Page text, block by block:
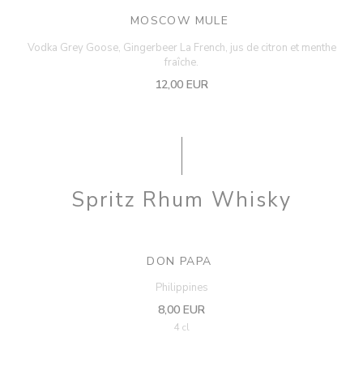
MOSCOW MULE
Vodka Grey Goose, Gingerbeer La French, jus de citron et menthe
fraîche.
12,00 EUR
Spritz Rhum Whisky
DON PAPA
Philippines
8,00 EUR
4 cl